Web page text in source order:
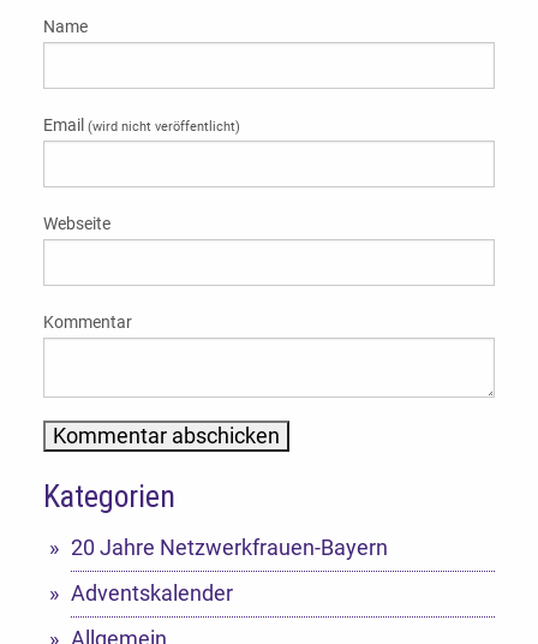
Name
Email (wird nicht veröffentlicht)
Webseite
Kommentar
Alternative:
Kategorien
20 Jahre Netzwerkfrauen-Bayern
Adventskalender